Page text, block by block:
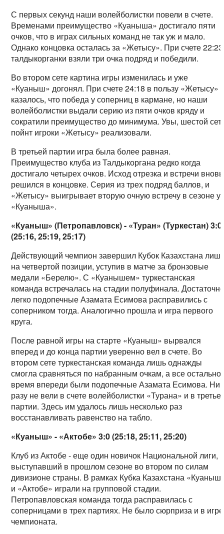
С первых секунд наши волейболистки повели в счете.
Временами преимущество «Куаныша» достигало пяти
очков, что в играх сильных команд не так уж и мало.
Однако концовка осталась за «Жетысу». При счете 22:23
талдыкорганки взяли три очка подряд и победили.
Во втором сете картина игры изменилась и уже
«Куаныш» догонял. При счете 24:18 в пользу «Жетысу»
казалось, что победа у соперниц в кармане, но наши
волейболистки выдали серию из пяти очков кряду и
сократили преимущество до минимума. Увы, шестой сет-
пойнт игроки «Жетысу» реализовали.
В третьей партии игра была более равная.
Преимущество клуба из Талдыкоргана редко когда
достигало четырех очков. Исход отрезка и встречи вновь
решился в концовке. Серия из трех подряд баллов, и
«Жетысу» выигрывает вторую очную встречу в сезоне у
«Куаныша».
«Куаныш» (Петропавловск) - «Туран» (Туркестан) 3:0
(25:16, 25:19, 25:17)
Действующий чемпион завершил Кубок Казахстана
на четвертой позиции, уступив в матче за бронзовые
медали «Берелю». С «Куанышем» туркестанская
команда встречалась на стадии полуфинала.
легко подопечные Азамата Есимова расправились с
соперником тогда. Аналогично прошла и игра первого
круга.
После равной игры на старте «Куаныш» вырвался
вперед и до конца партии уверенно вел в счете. Во
втором сете туркестанская команда лишь однажды
смогла сравняться по набранным очкам, а все
время впереди были подопечные Азамата Есимова. Ни
разу не вели в счете волейболистки «Турана» и в
партии. Здесь им удалось лишь несколько раз
восстанавливать равенство на табло.
«Куаныш» - «Актобе» 3:0 (25:18, 25:11, 25:20)
Клуб из Актобе - еще один новичок Национальной лиги,
выступавший в прошлом сезоне во втором по силам
дивизионе страны. В рамках Кубка Казахстана
и «Актобе» играли на групповой стадии.
Петропавловская команда тогда расправилась с
соперницами в трех партиях. Не было сюрприза и в игре
чемпионата.